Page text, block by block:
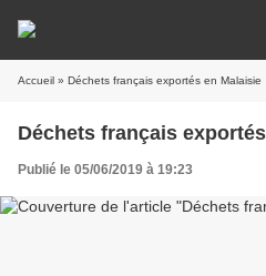
Accueil » Déchets français exportés en Malaisie
Déchets français
Publié le 05/06/2019 à 19:23